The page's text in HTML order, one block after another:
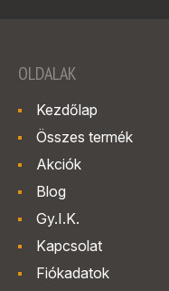
OLDALAK
Kezdőlap
Összes termék
Akciók
Blog
Gy.I.K.
Kapcsolat
Fiókadatok